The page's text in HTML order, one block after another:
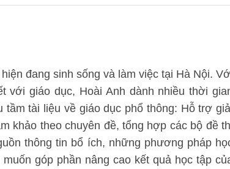
đang sinh sống và làm việc tại Hà Nội.
với giáo dục, Hoài Anh dành nhiều thời
tài liệu về giáo dục phổ thông: Hỗ trợ
khảo theo chuyên đề, tổng hợp các bộ đề
thông tin bổ ích, những phương pháp
góp phần nâng cao kết quả học tập